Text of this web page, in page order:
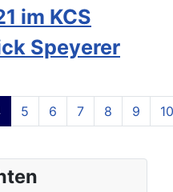
im KCS
Speyerer
Seite 4 von 13
5 6 7 8 9 10